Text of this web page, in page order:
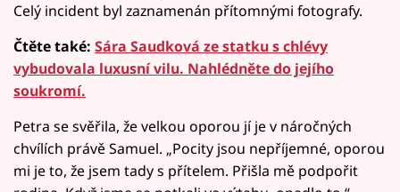
Celý incident byl zaznamenán přítomnými fotografy.
Čtěte také: Sára Saudková ze statku s chlévy
vybudovala luxusní vilu. Nahlédněte do jejího
soukromí.
Petra se svěřila, že velkou oporou jí je v náročných
chvílích právě Samuel. „Pocity jsou nepříjemné, oporou
mi je to, že jsem tady s přítelem. Přišla mě podpořit